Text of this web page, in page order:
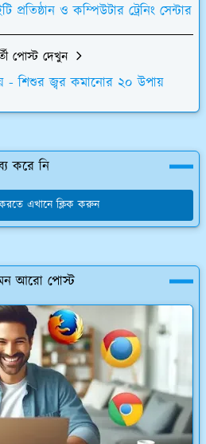
প্রতিষ্ঠান ও কম্পিউটার ট্রেনিং সেন্টার
পোস্ট দেখুন
- শিশুর জ্বর কমানোর ২০ উপায়
করে নি
এখানে ক্লিক করুন
আরো পোস্ট